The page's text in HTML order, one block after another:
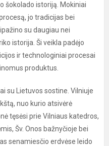
šokolado istoriją. Mokiniai
jo tradicijas bei
su daugiau nei
istorija. Ši veikla padėjo
ir technologiniai procesai
produktus.
su Lietuvos sostine. Vilniuje
nuo kurio atsivėrė
tęsėsi prie Vilniaus katedros,
Šv. Onos bažnyčioje bei
senamiesčio erdvėse leido